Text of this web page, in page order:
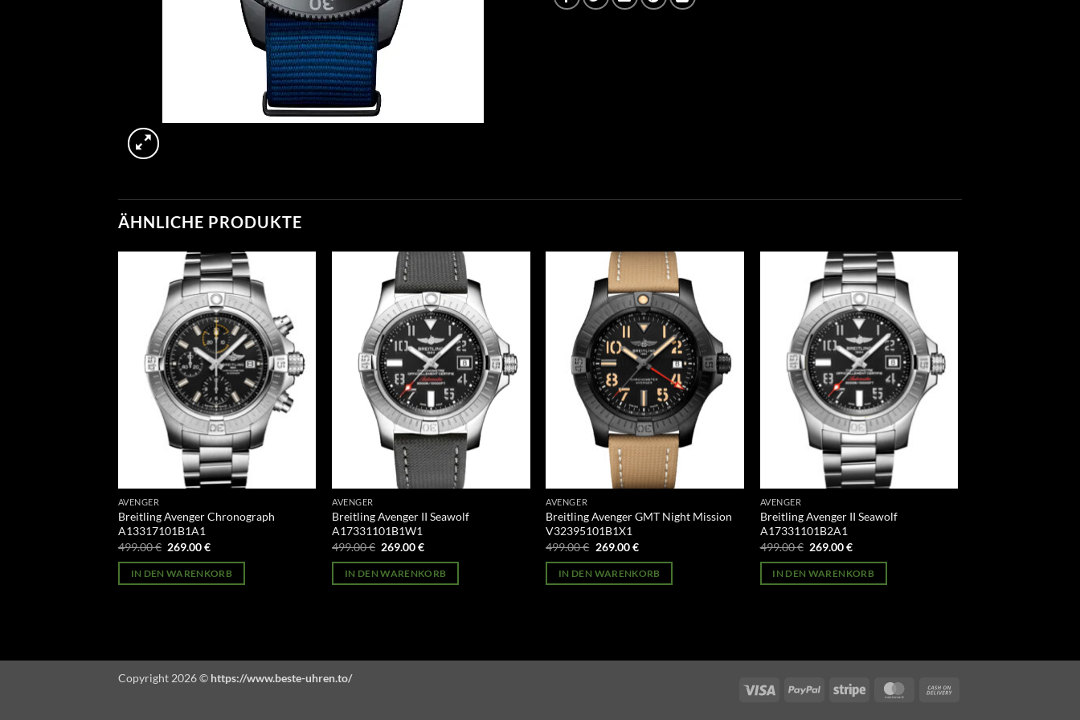
ÄHNLICHE PRODUKTE
AVENGER
Breitling Avenger Chronograph
A13317101B1A1
499.00€ Ursprünglicher
war:
499.00 €
269.00€Aktueller
ist:
269.00 €.
IN DEN WARENKORB
AVENGER
Breitling Avenger II Seawolf
A17331101B1W1
499.00€ Ursprünglicher
war:
499.00 €
269.00€Aktueller
ist:
269.00 €.
IN DEN WARENKORB
AVENGER
Breitling Avenger GMT Night Mission
V32395101B1X1
499.00€ Ursprünglicher
war:
499.00 €
269.00€Aktueller
ist:
269.00 €.
IN DEN WARENKORB
AVENGER
Breitling Avenger II Seawolf
A17331101B2A1
499.00€ Ursprünglicher
war:
499.00 €
269.00€Aktueller
ist:
269.00 €.
IN DEN WARENKORB
Visa PayPal Stripe MasterCard
Copyright 2026 © https://www.beste-uhren.to/